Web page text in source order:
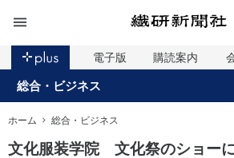
電子版 購読案内
総合・ビジネス
ホーム 総合・ビジネス
文化服装学院 文化祭のショー